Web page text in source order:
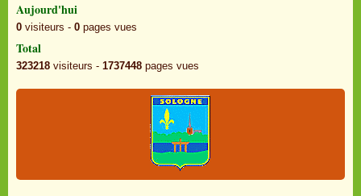
Aujourd'hui
0 visiteurs - 0 pages vues
Total
323218 visiteurs - 1737448 pages vues